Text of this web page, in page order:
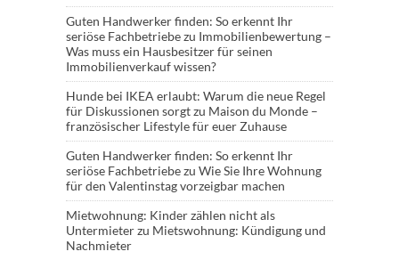
Guten Handwerker finden: So erkennt Ihr
seriöse Fachbetriebezu Immobilienbewertung –
Was muss ein Hausbesitzer für seinen
Immobilienverkauf wissen?
Hunde bei IKEA erlaubt: Warum die neue Regel
für Diskussionen sorgtzu Maison du Monde –
französischer Lifestyle für euer Zuhause
Guten Handwerker finden: So erkennt Ihr
seriöse Fachbetriebezu Wie Sie Ihre Wohnung
für den Valentinstag vorzeigbar machen
Mietwohnung: Kinder zählen nicht als
Untermieterzu Mietswohnung: Kündigung und
Nachmieter